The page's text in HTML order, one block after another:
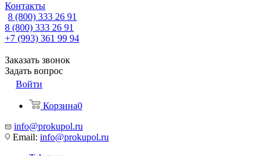
Контакты
8 (800) 333 26 91
8 (800) 333 26 91
+7 (993) 361 99 94
Заказать звонок
Задать вопрос
Войти
Корзина0
info@prokupol.ru
Email: info@prokupol.ru